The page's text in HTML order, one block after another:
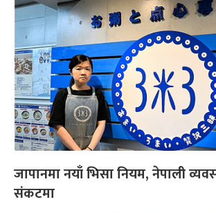
जापानमा नयाँ भिसा नियम, नेपाली
संकटमा